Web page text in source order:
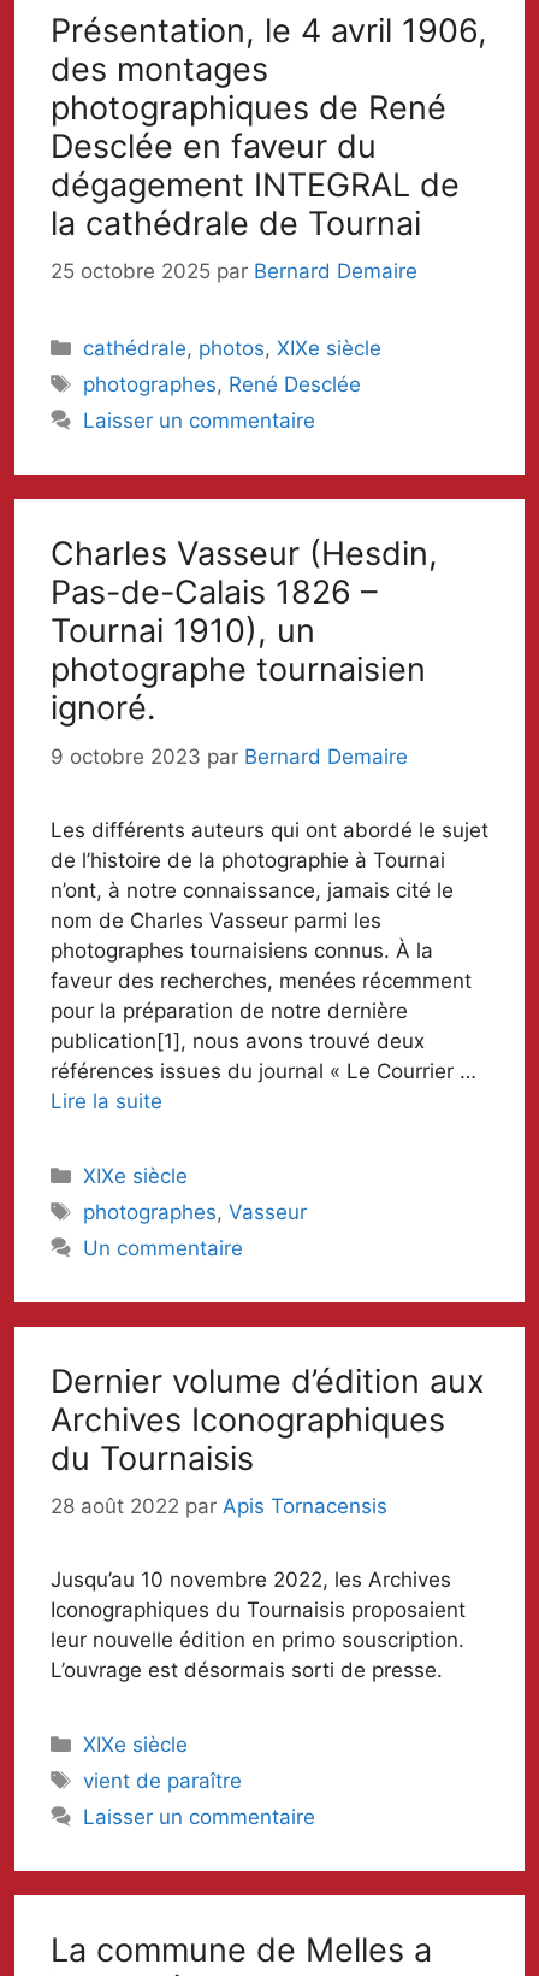
Présentation, le 4 avril 1906,
des montages
photographiques de René
Desclée en faveur du
dégagement INTEGRAL de
la cathédrale de Tournai
25 octobre 2025 par Bernard Demaire
Catégories
cathédrale, photos,XIXe siècle
Mots-
clés
photographes, René Desclée
Laisser un commentaire
Charles Vasseur (Hesdin,
Pas-de-Calais 1826 –
Tournai 1910), un
photographe tournaisien
ignoré.
9 octobre 2023 par Bernard Demaire
Les différents auteurs qui ont abordé le sujet
de l’histoire de la photographie à Tournai
n’ont, à notre connaissance, jamais cité le
nom de Charles Vasseur parmi les
photographes tournaisiens connus. À la
faveur des recherches, menées récemment
pour la préparation de notre dernière
publication[1], nous avons trouvé deux
références issues du journal « Le Courrier …
Lire la suite
Catégories
XIXe siècle
Mots-
clés
photographes,Vasseur
Un commentaire
Dernier volume d’édition aux
Archives Iconographiques
du Tournaisis
28 août 2022 par Apis Tornacensis
Jusqu’au 10 novembre 2022, les Archives
Iconographiques du Tournaisis proposaient
leur nouvelle édition en primo souscription.
L’ouvrage est désormais sorti de presse.
Catégories
XIXe siècle
Mots-
clés
vient de paraître
Laisser un commentaire
La commune de Melles a